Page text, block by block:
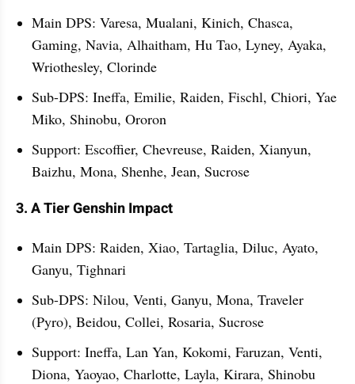
Main DPS: Varesa, Mualani, Kinich, Chasca,
Gaming, Navia, Alhaitham, Hu Tao, Lyney, Ayaka,
Wriothesley, Clorinde
Sub-DPS: Ineffa, Emilie, Raiden, Fischl, Chiori, Yae
Miko, Shinobu, Ororon
Support: Escoffier, Chevreuse, Raiden, Xianyun,
Baizhu, Mona, Shenhe, Jean, Sucrose
3. A Tier Genshin Impact
Main DPS: Raiden, Xiao, Tartaglia, Diluc, Ayato,
Ganyu, Tighnari
Sub-DPS: Nilou, Venti, Ganyu, Mona, Traveler
(Pyro), Beidou, Collei, Rosaria, Sucrose
Support: Ineffa, Lan Yan, Kokomi, Faruzan, Venti,
Diona, Yaoyao, Charlotte, Layla, Kirara, Shinobu